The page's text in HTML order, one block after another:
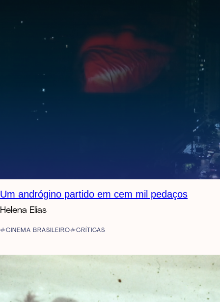
Um andrógino partido em cem mil pedaços
Helena Elias
CINEMA BRASILEIRO CRÍTICAS